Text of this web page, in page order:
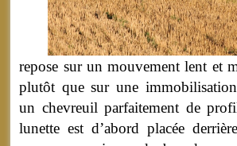
repose sur un mouvement lent et
plutôt que sur une
un chevreuil parfaitement de
lunette est d’abord placée